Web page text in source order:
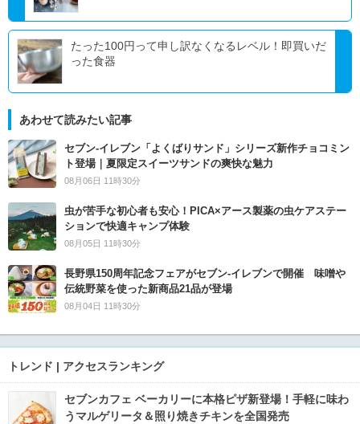
たった100円って申し訳なくなるレベル！即買いだ
った食器
あわせて読みたい記事
セブン‐イレブン「よくばりサンド」シリーズ新作チョコミン
ト登場｜夏限定スイーツサンドの爽快な魅力
08月06日 11時30分
虫が苦手な初心者も安心！PICA×アース製薬の虫ケアステー
ションで快適キャンプ体験
08月05日 11時30分
長野県150周年記念フェアがセブン-イレブンで開催 味噌や
伝統野菜を使った新商品21品が登場
08月04日 11時30分
トレンド | アクセスランキング
セブンカフェ ベーカリーに本格ピザ新登場！手軽に味わ
うマルゲリータ＆照り焼きチキンを全国発売